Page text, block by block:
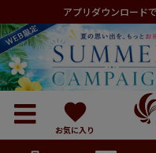
アプリダウンロード
お気に入り